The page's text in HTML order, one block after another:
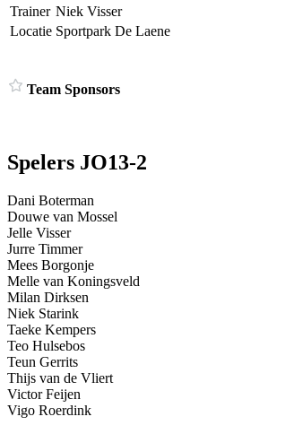
Trainer Niek Visser
Locatie Sportpark De Laene
Team Sponsors
Spelers JO13-2
Dani Boterman
Douwe van Mossel
Jelle Visser
Jurre Timmer
Mees Borgonje
Melle van Koningsveld
Milan Dirksen
Niek Starink
Taeke Kempers
Teo Hulsebos
Teun Gerrits
Thijs van de Vliert
Victor Feijen
Vigo Roerdink